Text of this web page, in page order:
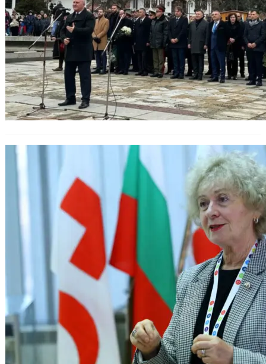
Спонтанното доброволчество да се
впише в бъдещия закон